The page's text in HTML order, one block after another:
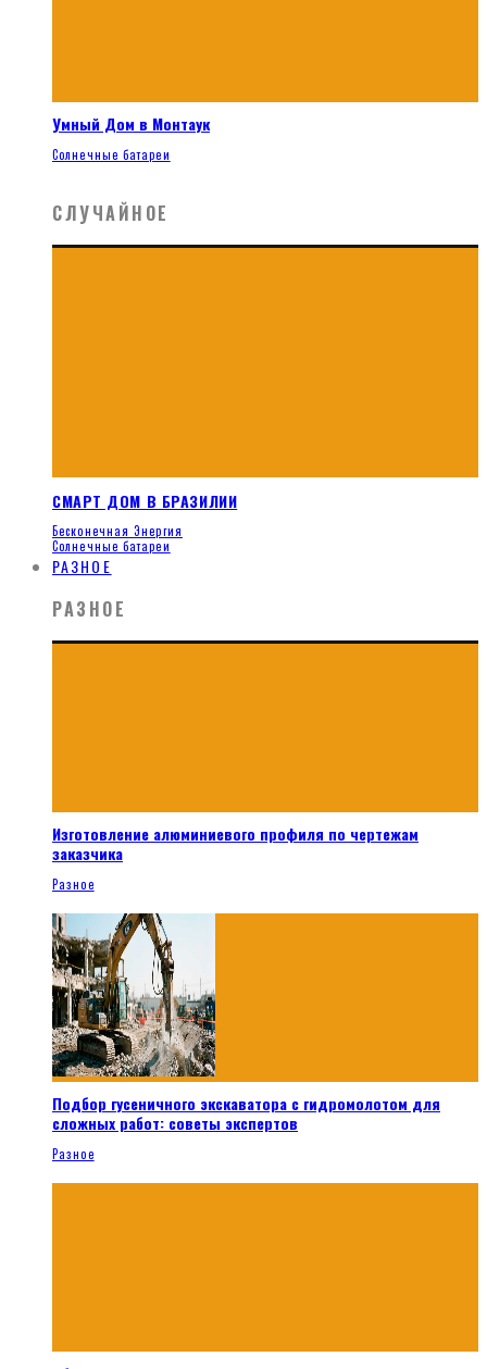
Умный Дом в Монтаук
Солнечные батареи
СЛУЧАЙНОЕ
СМАРТ ДОМ В БРАЗИЛИИ
Бесконечная Энергия
Солнечные батареи
РАЗНОЕ
РАЗНОЕ
Изготовление алюминиевого профиля по чертежам
заказчика
Разное
Подбор гусеничного экскаватора с гидромолотом для
сложных работ: советы экспертов
Разное